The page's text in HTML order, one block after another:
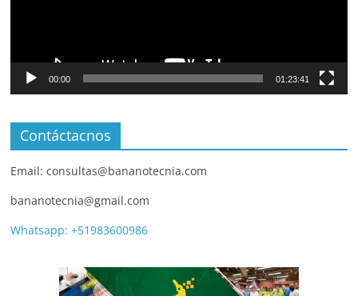
00:00 01:23:41
Contáctacnos
Email: consultas@bananotecnia.com
bananotecnia@gmail.com
Whatsapp: +51983600986